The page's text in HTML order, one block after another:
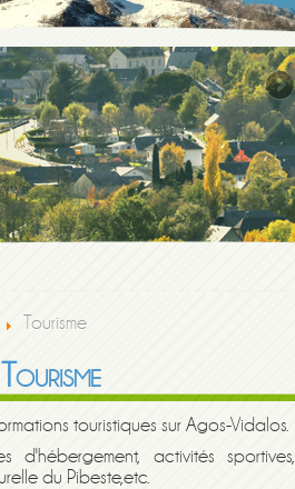
Tourisme
Tourisme
touristiques sur Agos-Vidalos.
d'hébergement, activités sportives,
du Pibeste,etc.